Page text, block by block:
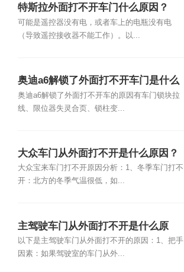
特斯拉外面打不开车门什么原因？
可能是遥控器没有电，或者车上的电瓶没有电
（导致遥控接收器不能工作）。以...
奥迪a6解锁了外面打不开车门是什么
原因？
奥迪a6解锁了外面打不开车的原因有车门锁块拉
线、限位器失灵合页、锁柱变...
大众车门从外面打不开是什么原因？
大众宝来车门打不开原因分析：1、冬季车门打不
开：北方的冬季气温很低，如...
主驾驶车门从外面打不开是什么原
因？
以下是主驾驶车门从外面打不开的原因：1、把手
因素：如果驾驶室的车门从外...